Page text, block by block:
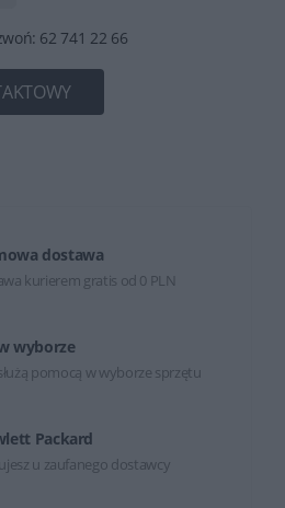
62 741 22 66
dostawa
kurierem gratis od 0 PLN
wyborze
pomocą w wyborze sprzętu
Packard
u zaufanego dostawcy